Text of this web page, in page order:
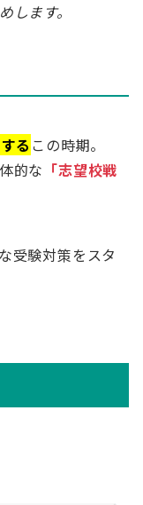
します。
る この時期。
的な 「志望校戦
受験対策をスタ